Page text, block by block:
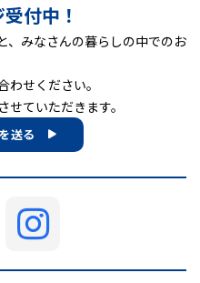
付中！
、みなさんの暮らしの中でのお
せください。
ていただきます。
送る